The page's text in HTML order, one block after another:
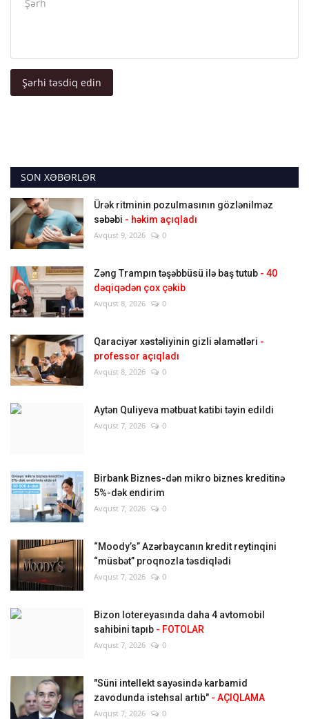
Şərhi təsdiq edin
SON XƏBƏRLƏR
Ürək ritminin pozulmasının gözlənilməz
səbəbi - həkim açıqladı
Avqust 9, 2026 0
Zəng Trampın təşəbbüsü ilə baş tutub - 40
dəqiqədən çox çəkib
Avqust 8, 2026 0
Qaraciyər xəstəliyinin gizli əlamətləri -
professor açıqladı
Avqust 8, 2026 0
Aytən Quliyeva mətbuat katibi təyin edildi
Avqust 7, 2026 0
Birbank Biznes-dən mikro biznes kreditinə
5%-dək endirim
Avqust 7, 2026 0
“Moody’s” Azərbaycanın kredit reytinqini
“müsbət” proqnozla təsdiqlədi
Avqust 7, 2026 0
Bizon lotereyasında daha 4 avtomobil
sahibini tapıb - FOTOLAR
Avqust 7, 2026 0
"Süni intellekt sayəsində karbamid
zavodunda istehsal artıb" - AÇIQLAMA
Avqust 7, 2026 0